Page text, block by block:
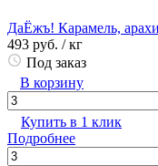
ДаЁжъ! Карамель,
493 руб. / кг
Под заказ
В корзину
Купить в 1 клик
Подробнее